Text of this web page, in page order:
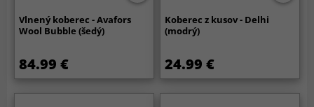
Vlnený koberec - Avafors
Wool Bubble (šedý)
84.99 €
Koberec z kusov - Delhi
(modrý)
24.99 €